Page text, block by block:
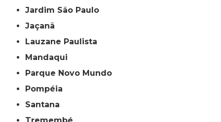
Jardim São Paulo
Jaçanã
Lauzane Paulista
Mandaqui
Parque Novo Mundo
Pompéia
Santana